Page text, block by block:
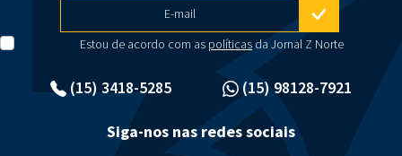
(15) 3418-5285 (15) 98128-7921
E-mail
Estou de acordo com as políticasda Jornal Z Norte
Siga-nos nas redes sociais